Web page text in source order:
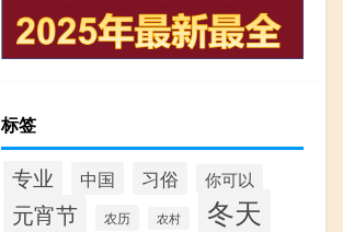
标签
专业 中国 习俗 你可以
元宵节 农历 农村 冬天